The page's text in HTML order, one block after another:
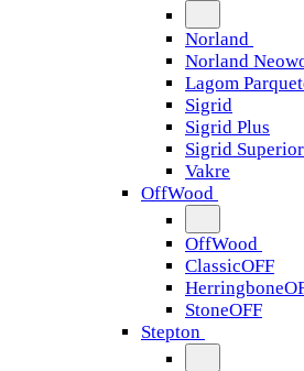
Norland
Norland
Lagom
Sigrid
Sigrid Plus
Sigrid
Vakre
OffWood
OffWood
ClassicOFF
StoneOFF
Stepton